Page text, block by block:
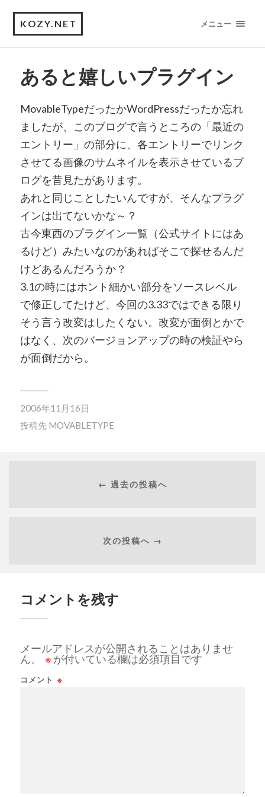
KOZY.NET メニュー
あると嬉しいプラグイン
MovableTypeだったかWordPressだったか忘れ
ましたが、このブログで言うところの「最近の
エントリー」の部分に、各エントリーでリンク
させてる画像のサムネイルを表示させているブ
ログを昔見たがあります。
あれと同じことしたいんですが、そんなプラグ
インは出てないかな～？
古今東西のプラグイン一覧（公式サイトにはあ
るけど）みたいなのがあればそこで探せるんだ
けどあるんだろうか？
3.1の時にはホント細かい部分をソースレベル
で修正してたけど、今回の3.33ではできる限り
そう言う改変はしたくない。改変が面倒とかで
はなく、次のバージョンアップの時の検証やら
が面倒だから。
2006年11月16日
投稿先 MOVABLETYPE
← 過去の投稿へ
次の投稿へ →
コメントを残す
メールアドレスが公開されることはありませ
ん。
※ が付いている欄は必須項目です
コメント ※